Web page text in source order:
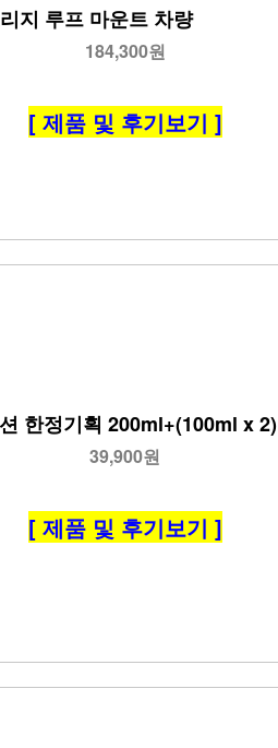
지 루프 마운트 차량
184,300원
[ 제품 및 후기보기 ]
한정기획 200ml+(100ml x 2)
39,900원
[ 제품 및 후기보기 ]